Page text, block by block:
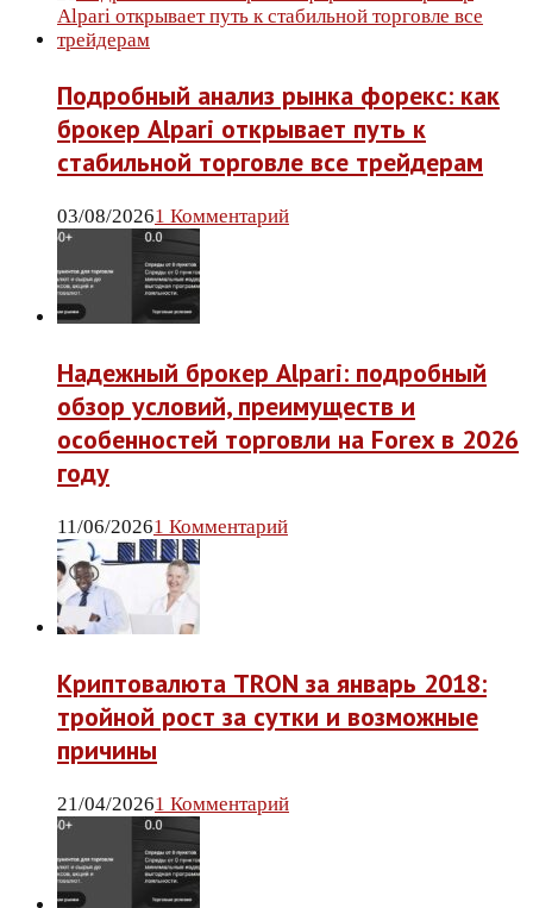
Подробный анализ рынка форекс: как
брокер Alpari открывает путь к
стабильной торговле все трейдерам
03/08/20261 Комментарий
Надежный брокер Alpari: подробный
обзор условий, преимуществ и
особенностей торговли на Forex в 2026
году
11/06/20261 Комментарий
Криптовалюта TRON за январь 2018:
тройной рост за сутки и возможные
причины
21/04/20261 Комментарий